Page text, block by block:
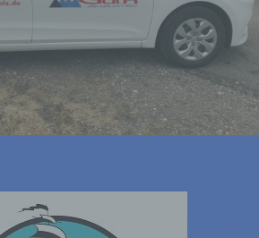
und organisatorischen
unterliegen, die
dass die
Daten nicht
oder
natürlichen Person
werden.
oder für die
Verantwortlicher ist die